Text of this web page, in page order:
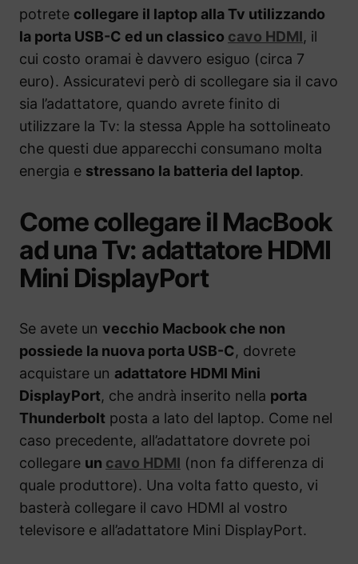
potrete collegare il laptop alla Tv utilizzando
la porta USB-C ed un classico cavo HDMI, il
cui costo oramai è davvero esiguo (circa 7
euro). Assicuratevi però di scollegare sia il cavo
sia l’adattatore, quando avrete finito di
utilizzare la Tv: la stessa Apple ha sottolineato
che questi due apparecchi consumano molta
energia e stressano la batteria del laptop.
Come collegare il MacBook
ad una Tv: adattatore HDMI
Mini DisplayPort
Se avete un vecchio Macbook che non
possiede la nuova porta USB-C, dovrete
acquistare un adattatore HDMI Mini
DisplayPort, che andrà inserito nella porta
Thunderbolt posta a lato del laptop. Come nel
caso precedente, all’adattatore dovrete poi
collegare un cavo HDMI (non fa differenza di
quale produttore). Una volta fatto questo, vi
basterà collegare il cavo HDMI al vostro
televisore e all’adattatore Mini DisplayPort.